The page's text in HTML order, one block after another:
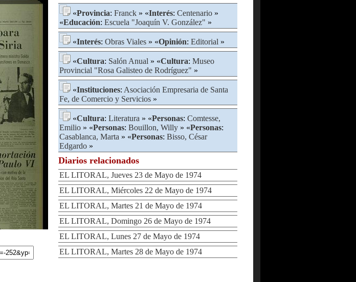
«Provincia: Franck » «Interés: Centenario »
«Educación: Escuela "Joaquín V. González" »
«Interés: Obras Viales » «Opinión: Editorial »
«Cultura: Salón Anual » «Cultura: Museo
Provincial "Rosa Galisteo de Rodríguez" »
«Instituciones: Asociación Empresaria de Santa
Fe, de Comercio y Servicios »
«Cultura: Literatura » «Personas: Comtesse,
Emilio » «Personas: Bouillon, Willy » «Personas:
Casablanca, Marta » «Personas: Bisso, César
Edgardo »
Diarios relacionados
EL LITORAL, Jueves 23 de Mayo de 1974
EL LITORAL, Miércoles 22 de Mayo de 1974
EL LITORAL, Martes 21 de Mayo de 1974
EL LITORAL, Domingo 26 de Mayo de 1974
EL LITORAL, Lunes 27 de Mayo de 1974
EL LITORAL, Martes 28 de Mayo de 1974